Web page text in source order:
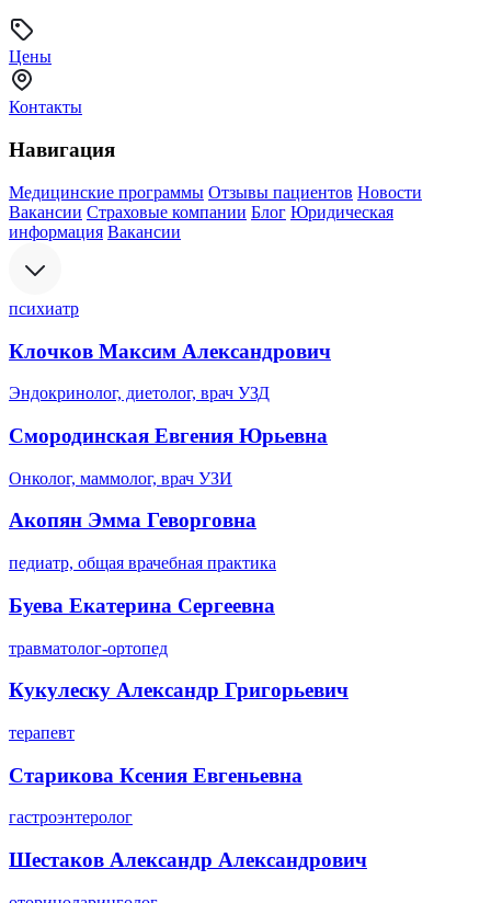
Цены
Контакты
Навигация
Медицинские программы Отзывы пациентов Новости
Вакансии Страховые компании Блог Юридическая
информация Вакансии
психиатр
Клочков Максим Александрович
Эндокринолог, диетолог, врач УЗД
Смородинская Евгения Юрьевна
Онколог, маммолог, врач УЗИ
Акопян Эмма Геворговна
педиатр, общая врачебная практика
Буева Екатерина Сергеевна
травматолог-ортопед
Кукулеску Александр Григорьевич
терапевт
Старикова Ксения Евгеньевна
гастроэнтеролог
Шестаков Александр Александрович